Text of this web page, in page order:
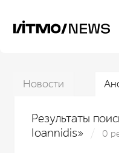
Новости
Результаты
Ioannidis»
0